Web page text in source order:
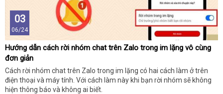
03
06/24
Hướng dẫn cách rời nhóm chat trên Zalo trong im lặng vô cùng
đơn giản
Cách rời nhóm chat trên Zalo trong im lặng có hai cách làm ở trên
điện thoại và máy tính. Với cách làm này khi bạn rời nhóm sẽ không
hiện thông báo và không ai biết.